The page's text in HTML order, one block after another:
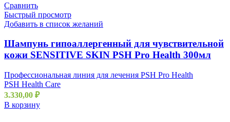
Сравнить
Быстрый просмотр
Добавить в список желаний
Шампунь гипоаллергенный для чувствительной
кожи SENSITIVE SKIN PSH Pro Health 300мл
Профессиональная линия для лечения PSH Pro Health
PSH Health Care
3.330,00 ₽
В корзину